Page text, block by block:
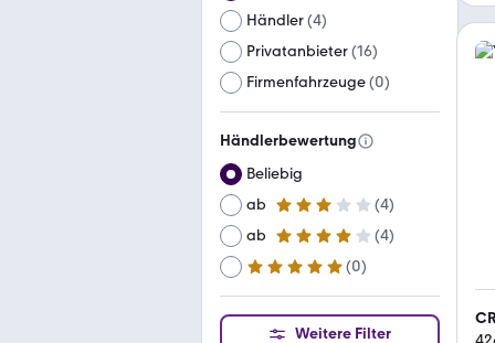
Händler(4)
Privatanbieter(16)
Firmenfahrzeuge(0)
Händlerbewertung
Beliebig
ab
3 Sterne (4)
ab
4 Sterne (4)
ab
5 Sterne (0)
Weitere Filter